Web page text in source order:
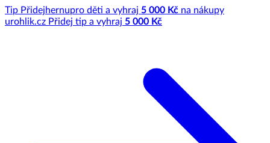
Tip Přidejhernupro děti a vyhraj 5 000 Kč na nákupy
urohlik.cz Přidej tip a vyhraj 5 000 Kč